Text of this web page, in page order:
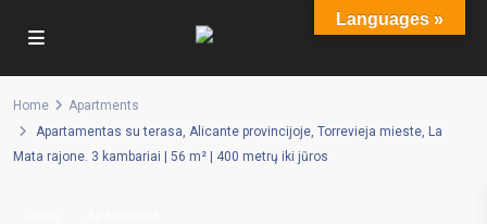
Home
Apartments
Apartamentas su terasa, Alicante provincijoje, Torrevieja mieste, La
Mata rajone. 3 kambariai | 56 m² | 400 metrų iki jūros
Languages »